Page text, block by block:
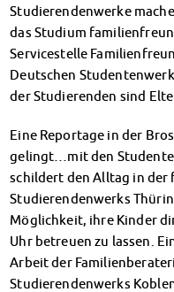
AnsprechpartnerInnen
Soziales & Beratung
Sozialberatung
Finanzierungsberatung
Rückerstattung
Kursangebote
Anmeldung
Rechtsberatung
Chatberatung
FAQs Soziales &
Dokumente
AnsprechpartnerInnen
Studierendenwerke
das Studium
Servicestelle
Deutschen
der Studierenden sind
Eine Reportage in der
gelingt…mit den
schildert den Alltag in
Studierendenwerks
Möglichkeit, ihre Kinder
Uhr betreuen zu lassen.
Arbeit der
Studierendenwerks